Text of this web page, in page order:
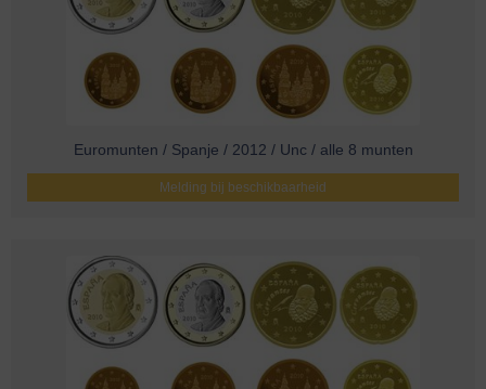
Euromunten / Spanje / 2012 / Unc / alle 8 munten
Melding bij beschikbaarheid